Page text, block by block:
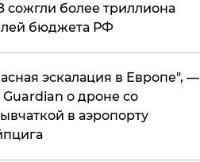
сожгли более триллиона
бюджета РФ
эскалация в Европе", —
Guardian о дроне со
в аэропорту